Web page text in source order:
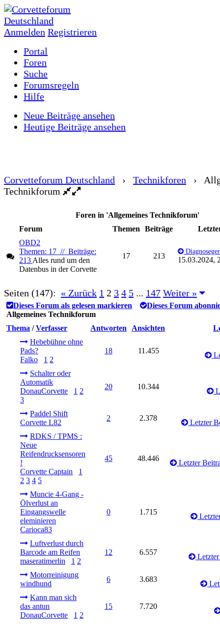
Anmelden Registrieren
Portal
Foren
Suche
Forumsregeln
Hilfe
Neue Beiträge ansehen
Heutige Beiträge ansehen
Corvetteforum Deutschland › Technikforen ›
Technikforum
Foren in 'Allgemeines Technikforum'
Forum
Themen Beiträge
OBD2
Themen: 17 // Beiträge:
213 Alles rund um den
Datenbus in der Corvette
17 213 15.03.2024,
Seiten (147): « Zurück 1 2 3 4 5 ... 147 Weiter »
Dieses Forum als gelesen markieren
Dieses Forum
Allgemeines Technikforum
Thema /Verfasser Antworten Ansichten
Hebebühne ohne
Pads?
Falko
1 2
18 11.455
Schalter oder
Automatik
DonauCorvette
1 2
3
20 10.344
Paddel Shift
Corvette L82
2 2.378
Letzter
RDKS / TPMS :
Neue
Reifendrucksensoren
!
Corvette Captain
1
2 3 4 5
45 48.446
Letzter
Muncie 4-Gang -
Ölverlust an
Eingangswelle
eleminieren
Carioca83
0 1.715
Luftverlust durch
Barcode am Reifen
maseratimerlin
1 2
12 6.557
Motorreinigung
windhund
6 3.683
Kann man sich
das antun
DonauCorvette
1 2
15 7.720